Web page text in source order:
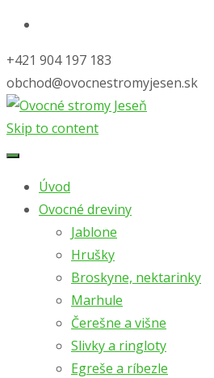
+421 904 197 183
obchod@ovocnestromyjesen.sk
Skip to content
Úvod
Ovocné dreviny
Jablone
Hrušky
Broskyne, nektarinky
Marhule
Čerešne a višne
Slivky a ringloty
Egreše a ríbezle